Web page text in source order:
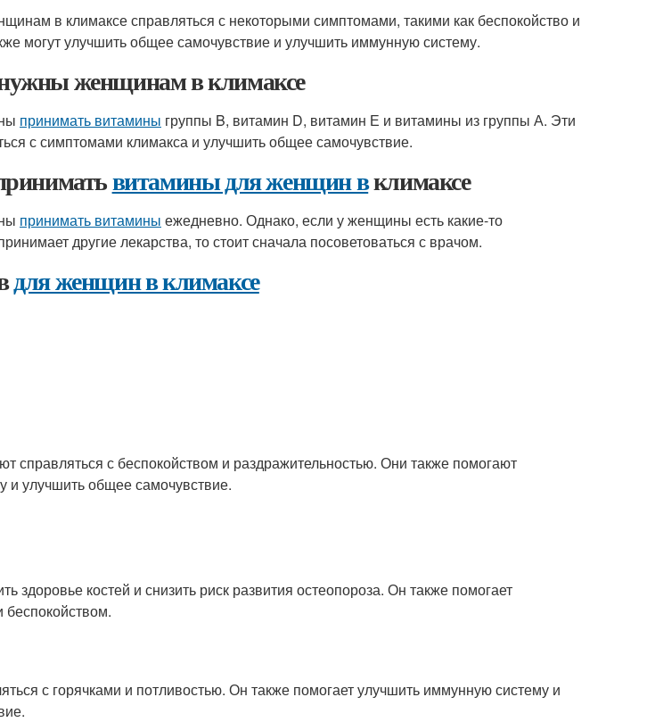
в климаксе справляться с некоторыми симптомами, такими как беспокойство и
могут улучшить общее самочувствие и улучшить иммунную систему.
женщинам в климаксе
принимать витамины группы B, витамин D, витамин Е и витамины из группы А. Эти
с симптомами климакса и улучшить общее самочувствие.
витамины для женщин вклимаксе
принимать витамины ежедневно. Однако, если у женщины есть какие-то
другие лекарства, то стоит сначала посоветоваться с врачом.
для женщин в климаксе
справляться с беспокойством и раздражительностью. Они также помогают
и улучшить общее самочувствие.
здоровье костей и снизить риск развития остеопороза. Он также помогает
беспокойством.
с горячками и потливостью. Он также помогает улучшить иммунную систему и